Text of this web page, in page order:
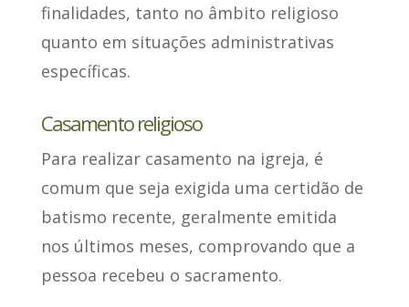
finalidades, tanto no âmbito religioso
quanto em situações administrativas
específicas.
Casamento religioso
Para realizar casamento na igreja, é
comum que seja exigida uma certidão de
batismo recente, geralmente emitida
nos últimos meses, comprovando que a
pessoa recebeu o sacramento.